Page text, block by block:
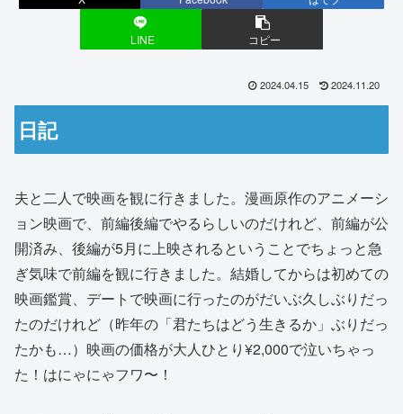
LINE コピー
2024.04.15 2024.11.20
日記
夫と二人で映画を観に行きました。漫画原作のアニメーシ
ョン映画で、前編後編でやるらしいのだけれど、前編が公
開済み、後編が5月に上映されるということでちょっと急
ぎ気味で前編を観に行きました。結婚してからは初めての
映画鑑賞、デートで映画に行ったのがだいぶ久しぶりだっ
たのだけれど（昨年の「君たちはどう生きるか」ぶりだっ
たかも…）映画の価格が大人ひとり¥2,000で泣いちゃっ
た！はにゃにゃフワ〜！